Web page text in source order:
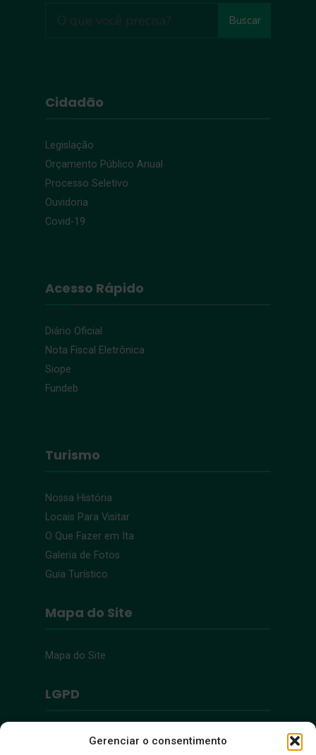
Gerenciar o consentimento
Buscar
Cidadão
Legislação
Orçamento Público Anual
Processo Seletivo
Ouvidoria
Covid-19
Acesso Rápido
Diário Oficial
Nota Fiscal Eletrônica
Siope
Fundeb
Turismo
Nossa História
Locais Para Visitar
O Que Fazer em Ita
Galeria de Fotos
Guia Turístico
Mapa do Site
Mapa do Site
LGPD
Política de Privacidade